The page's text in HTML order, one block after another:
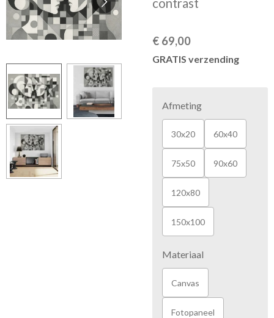
contrast
€ 69,00
GRATIS verzending
Afmeting
30x20 60x40
75x50 90x60
120x80
150x100
Materiaal
Canvas
Fotopaneel